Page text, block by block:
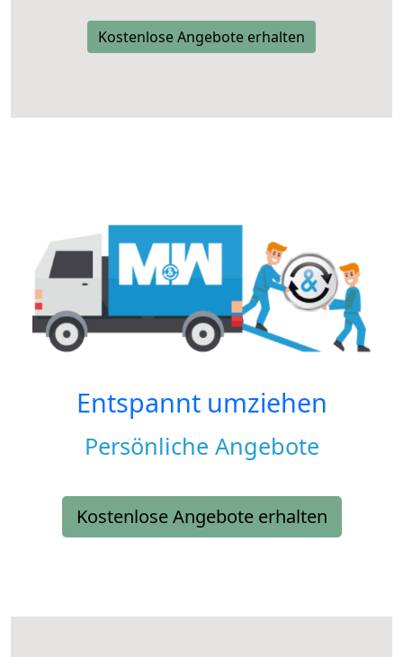
Kostenlose Angebote erhalten
Entspannt umziehen
Persönliche Angebote
Kostenlose Angebote erhalten